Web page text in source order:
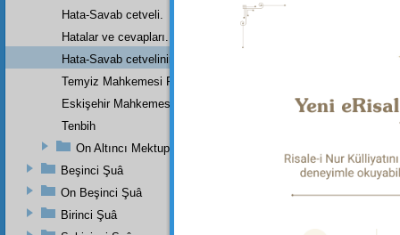
"
amel
Hata-Savab cetveli.
Hatalar ve cevapları.
Hata-Savab cetvelinin zeylidir.
Temyiz Mahkemesi Riyasetine:
Eskişehir Mahkemesinde Yazılan Arzuhalin Bir Parçası
Tenbih
On Altıncı Mektup
Beşinci Şuâ
On Beşinci Şuâ
Birinci Şuâ